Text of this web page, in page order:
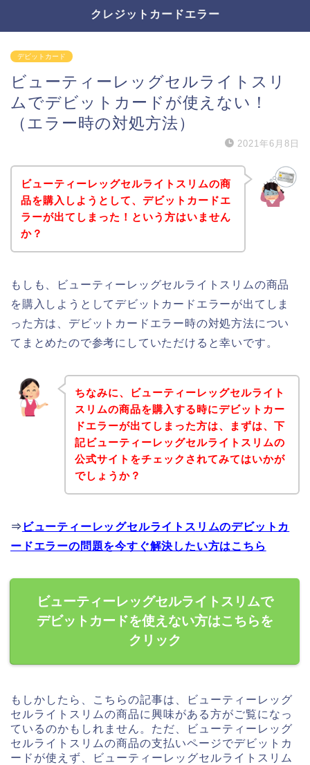
クレジットカードエラー
デビットカード
ビューティーレッグセルライトスリ
ムでデビットカードが使えない！
（エラー時の対処方法）
2021年6月8日
ビューティーレッグセルライトスリムの商
品を購入しようとして、デビットカードエ
ラーが出てしまった！という方はいません
か？
もしも、ビューティーレッグセルライトスリムの商品
を購入しようとしてデビットカードエラーが出てしま
った方は、デビットカードエラー時の対処方法につい
てまとめたので参考にしていただけると幸いです。
ちなみに、ビューティーレッグセルライト
スリムの商品を購入する時にデビットカー
ドエラーが出てしまった方は、まずは、下
記ビューティーレッグセルライトスリムの
公式サイトをチェックされてみてはいかが
でしょうか？
⇒ ビューティーレッグセルライトスリムのデビットカ
ードエラーの問題を今すぐ解決したい方はこちら
ビューティーレッグセルライトスリムで
デビットカードを使えない方はこちらを
クリック
もしかしたら、こちらの記事は、ビューティーレッグ
セルライトスリムの商品に興味がある方がご覧になっ
ているのかもしれません。ただ、ビューティーレッグ
セルライトスリムの商品の支払いページでデビットカ
ードが使えず、ビューティーレッグセルライトスリム